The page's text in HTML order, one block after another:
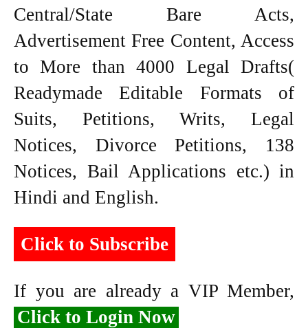
Central/State Bare Acts,
Advertisement Free Content, Access
to More than 4000 Legal Drafts(
Readymade Editable Formats of
Suits, Petitions, Writs, Legal
Notices, Divorce Petitions, 138
Notices, Bail Applications etc.) in
Hindi and English.
Click to Subscribe
If you are already a VIP Member,
Click to Login Now